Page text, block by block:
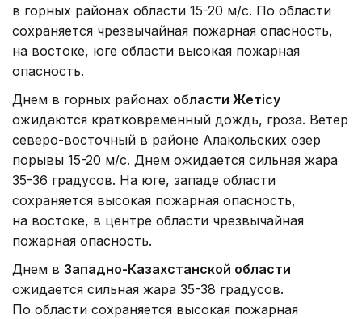
в горных районах области 15-20 м/с. По области
сохраняется чрезвычайная пожарная опасность,
на востоке, юге области высокая пожарная
опасность.
Днем в горных районах области Жетісу
ожидаются кратковременный дождь, гроза. Ветер
северо-восточный в районе Алакольских озер
порывы 15-20 м/с. Днем ожидается сильная жара
35-36 градусов. На юге, западе области
сохраняется высокая пожарная опасность,
на востоке, в центре области чрезвычайная
пожарная опасность.
Днем в Западно-Казахстанской области
ожидается сильная жара 35-38 градусов.
По области сохраняется высокая пожарная